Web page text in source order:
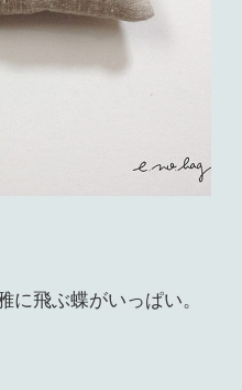
に飛ぶ蝶がいっぱい。